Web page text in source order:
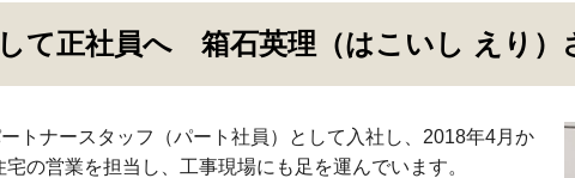
て正社員へ 箱石英理（はこいし えり）
トナースタッフ（パート社員）として入社し、2018年4月か
の営業を担当し、工事現場にも足を運んでいます。